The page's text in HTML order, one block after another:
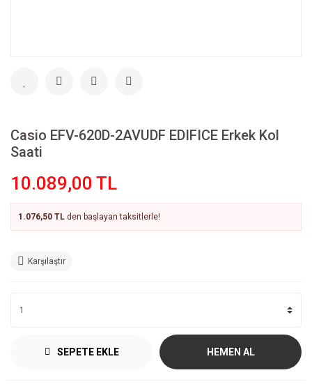
Casio EFV-620D-2AVUDF EDIFICE Erkek Kol
Saati
10.089,00 TL
1.076,50 TL den başlayan taksitlerle!
Karşılaştır
SEPETE EKLE HEMEN AL